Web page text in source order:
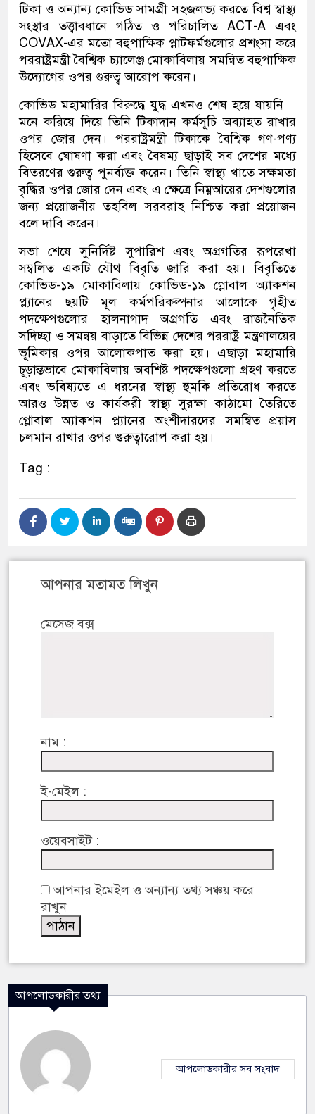
টিকা ও অন্যান্য কোভিড সামগ্রী সহজলভ্য করতে বিশ্ব স্বাস্থ্য
সংস্থার তত্ত্বাবধানে গঠিত ও পরিচালিত ACT-A এবং
COVAX-এর মতো বহুপাক্ষিক প্লাটফর্মগুলোর প্রশংসা করে
পররাষ্ট্রমন্ত্রী বৈশ্বিক চ্যালেঞ্জ মোকাবিলায় সমন্বিত বহুপাক্ষিক
উদ্যোগের ওপর গুরুত্ব আরোপ করেন।
কোভিড মহামারির বিরুদ্ধে যুদ্ধ এখনও শেষ হয়ে যায়নি—
মনে করিয়ে দিয়ে তিনি টিকাদান কর্মসূচি অব্যাহত রাখার
ওপর জোর দেন। পররাষ্ট্রমন্ত্রী টিকাকে বৈশ্বিক গণ-পণ্য
হিসেবে ঘোষণা করা এবং বৈষম্য ছাড়াই সব দেশের মধ্যে
বিতরণের গুরুত্ব পুনর্ব্যক্ত করেন। তিনি স্বাস্থ্য খাতে সক্ষমতা
বৃদ্ধির ওপর জোর দেন এবং এ ক্ষেত্রে নিম্নআয়ের দেশগুলোর
জন্য প্রয়োজনীয় তহবিল সরবরাহ নিশ্চিত করা প্রয়োজন
বলে দাবি করেন।
সভা শেষে সুনির্দিষ্ট সুপারিশ এবং অগ্রগতির রূপরেখা
সম্বলিত একটি যৌথ বিবৃতি জারি করা হয়। বিবৃতিতে
কোভিড-১৯ মোকাবিলায় কোভিড-১৯ গ্লোবাল অ্যাকশন
প্ল্যানের ছয়টি মূল কর্মপরিকল্পনার আলোকে গৃহীত
পদক্ষেপগুলোর হালনাগাদ অগ্রগতি এবং রাজনৈতিক
সদিচ্ছা ও সমন্বয় বাড়াতে বিভিন্ন দেশের পররাষ্ট্র মন্ত্রণালয়ের
ভূমিকার ওপর আলোকপাত করা হয়। এছাড়া মহামারি
চূড়ান্তভাবে মোকাবিলায় অবশিষ্ট পদক্ষেপগুলো গ্রহণ করতে
এবং ভবিষ্যতে এ ধরনের স্বাস্থ্য হুমকি প্রতিরোধ করতে
আরও উন্নত ও কার্যকরী স্বাস্থ্য সুরক্ষা কাঠামো তৈরিতে
গ্লোবাল অ্যাকশন প্ল্যানের অংশীদারদের সমন্বিত প্রয়াস
চলমান রাখার ওপর গুরুত্বারোপ করা হয়।
Tag :
আপনার মতামত লিখুন
মেসেজ বক্স
নাম :
ই-মেইল :
ওয়েবসাইট :
আপনার ইমেইল ও অন্যান্য তথ্য সঞ্চয় করে
রাখুন
আপলোডকারীর তথ্য
আপলোডকারীর সব সংবাদ